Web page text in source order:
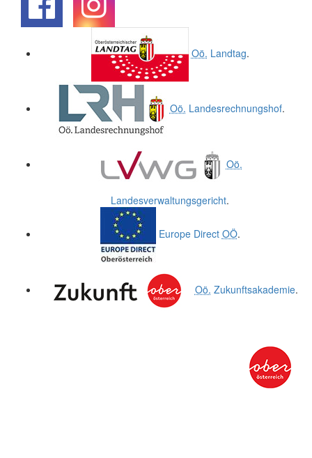
Oö. Landtag.
Oö. Landesrechnungshof.
Oö.
Landesverwaltungsgericht.
Europe Direct OÖ.
Oö. Zukunftsakademie.